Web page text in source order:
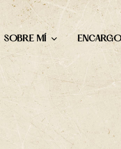
SOBRE MÍ